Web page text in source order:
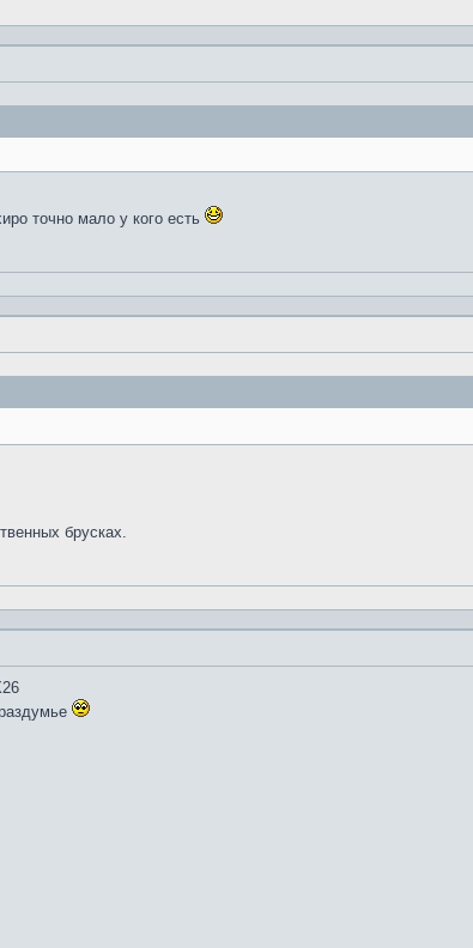
точно мало у кого есть
брусках.